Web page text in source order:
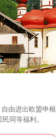
由进出欧盟申根
同等福利。